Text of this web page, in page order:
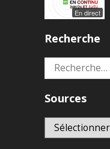
En direct
Recherche
Rechercher :
Sources